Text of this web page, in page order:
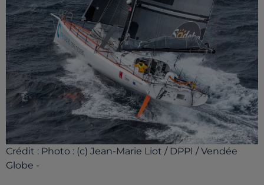
Crédit : Photo : (c) Jean-Marie Liot / DPPI / Vendée
Globe -